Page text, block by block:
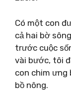
Có một con
cả hai bờ
trước cuộc
vài bước, tôi
con chim ưng
bồ nông.